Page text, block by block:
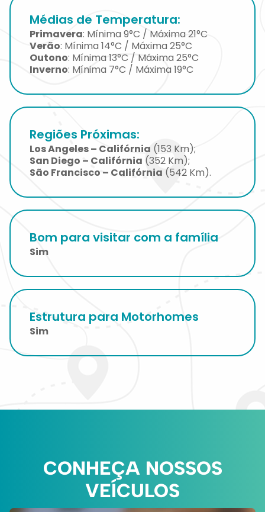
Médias de Temperatura:
Primavera: Mínima 9°C / Máxima 21°C
Verão: Mínima 14°C / Máxima 25°C
Outono: Mínima 13°C / Máxima 25°C
Inverno: Mínima 7°C / Máxima 19°C
Regiões Próximas:
Los Angeles – Califórnia (153 Km);
San Diego – Califórnia (352 Km);
São Francisco – Califórnia (542 Km).
Bom para visitar com a família
Sim
Estrutura para Motorhomes
Sim
CONHEÇA NOSSOS
VEÍCULOS